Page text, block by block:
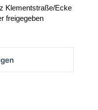
Klementstraße/Ecke
freigegeben